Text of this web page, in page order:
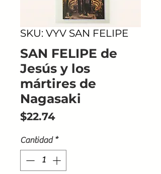
SKU: VYV SAN FELIPE
SAN FELIPE de
Jesús y los
mártires de
Nagasaki
$22.74Precio
Cantidad *